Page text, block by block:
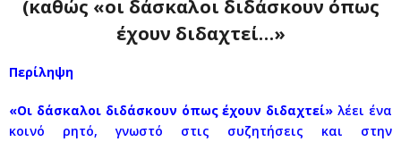
(καθώς «οι δάσκαλοι διδάσκουν όπως
έχουν διδαχτεί…»
Περίληψη
«Οι δάσκαλοι διδάσκουν όπως έχουν διδαχτεί» λέει ένα
κοινό ρητό, γνωστό στις συζητήσεις και στην